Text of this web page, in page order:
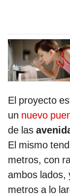
El proyecto
un nuevo
de las
El mismo
metros, con
ambos lados,
metros a lo